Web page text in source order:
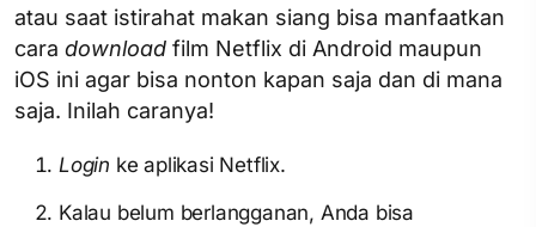
atau saat istirahat makan siang bisa manfaatkan
cara download film Netflix di Android maupun
iOS ini agar bisa nonton kapan saja dan di mana
saja. Inilah caranya!
Login ke aplikasi Netflix.
Kalau belum berlangganan, Anda bisa